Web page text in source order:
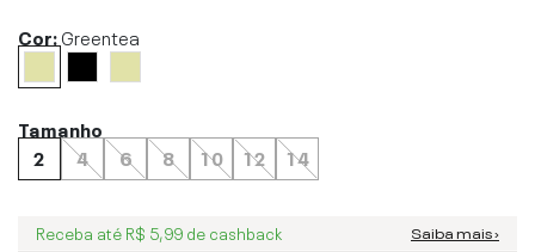
Cor:Greentea
Tamanho
2
4 6 8 10 12 14
Receba até R$ 5,99 de cashback Saiba mais ›